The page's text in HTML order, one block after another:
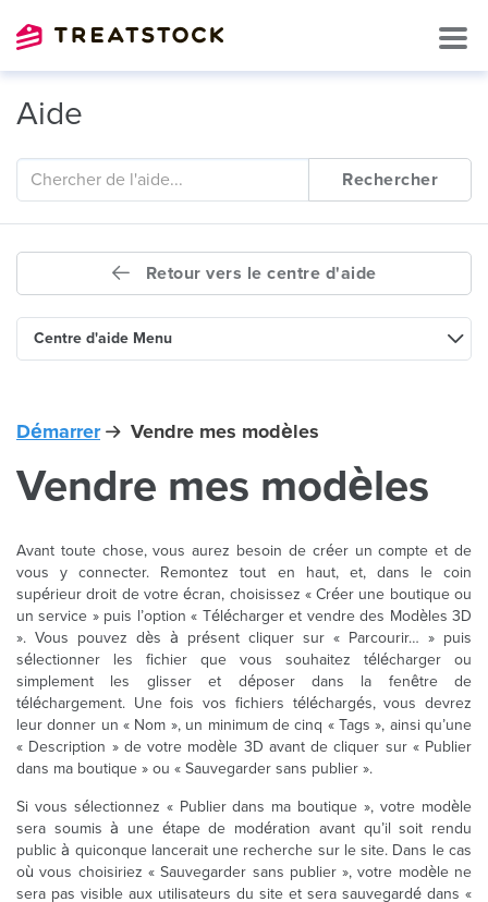
Aide
Rechercher
Retour vers le centre d'aide
Centre d'aide Menu
Démarrer Vendre mes modèles
Vendre mes modèles
Avant toute chose, vous aurez besoin de créer un compte et de
vous y connecter. Remontez tout en haut, et, dans le coin
supérieur droit de votre écran, choisissez « Créer une boutique ou
un service » puis l’option « Télécharger et vendre des Modèles 3D
». Vous pouvez dès à présent cliquer sur « Parcourir… » puis
sélectionner les fichier que vous souhaitez télécharger ou
simplement les glisser et déposer dans la fenêtre de
téléchargement. Une fois vos fichiers téléchargés, vous devrez
leur donner un « Nom », un minimum de cinq « Tags », ainsi qu’une
« Description » de votre modèle 3D avant de cliquer sur « Publier
dans ma boutique » ou « Sauvegarder sans publier ».
Si vous sélectionnez « Publier dans ma boutique », votre modèle
sera soumis à une étape de modération avant qu’il soit rendu
public à quiconque lancerait une recherche sur le site. Dans le cas
où vous choisiriez « Sauvegarder sans publier », votre modèle ne
sera pas visible aux utilisateurs du site et sera sauvegardé dans «